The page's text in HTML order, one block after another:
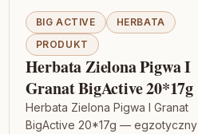
BIG ACTIVE
HERBATA
PRODUKT
Herbata Zielona Pigwa I
Granat BigActive 20*17g
Herbata Zielona Pigwa I Granat
BigActive 20*17g — egzotyczny